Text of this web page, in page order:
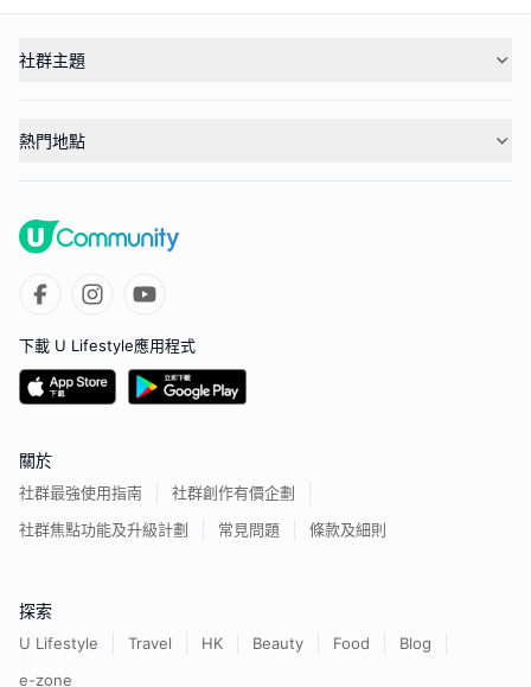
社群主題
熱門地點
下載 U Lifestyle應用程式
關於
社群最強使用指南
社群創作有價企劃
社群焦點功能及升級計劃
常見問題 條款及細則
探索
U Lifestyle Travel HK Beauty Food
Blog
e-zone